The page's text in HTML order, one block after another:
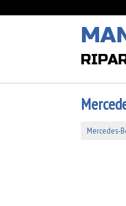
Mercedes-